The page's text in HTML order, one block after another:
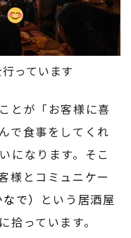
っています
とが「お客様に喜
で食事をしてくれ
になります。そこ
様とコミュニケー
で）
という居酒屋
拾っています。